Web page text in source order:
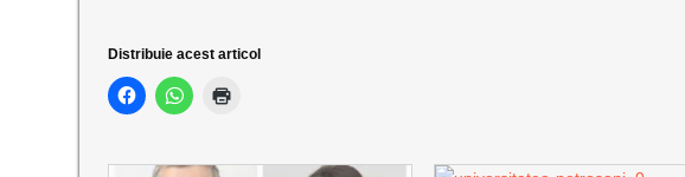
Distribuie acest articol